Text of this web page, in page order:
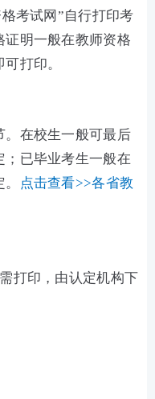
考试网”自行打印考
明一般在教师资格
打印。
。在校生一般可最后
已毕业考生一般在
点击查看>>各省教
打印，由认定机构下